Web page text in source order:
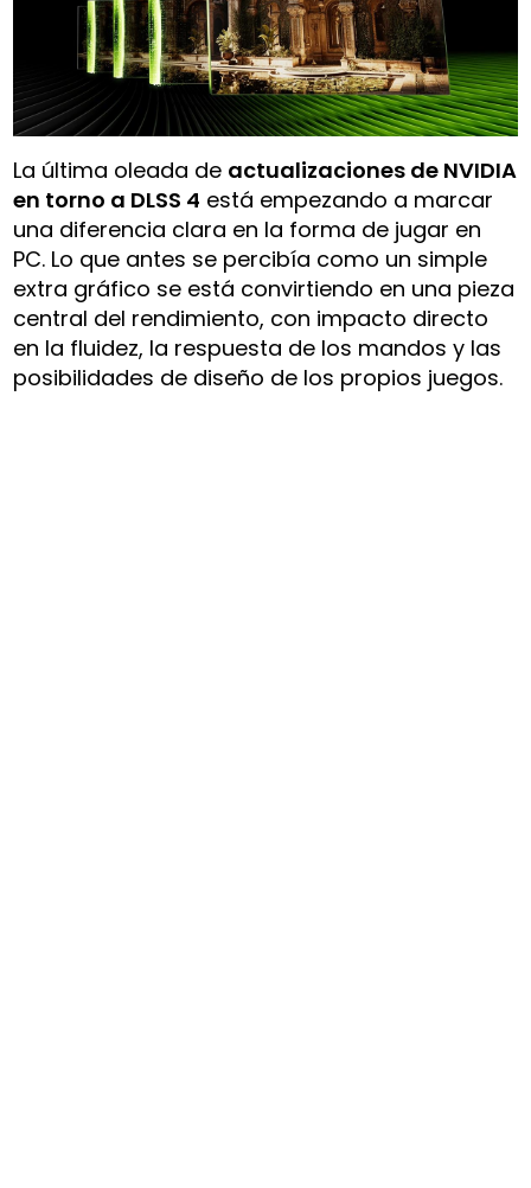
La última oleada de actualizaciones de NVIDIA
en torno a DLSS 4 está empezando a marcar
una diferencia clara en la forma de jugar en
PC. Lo que antes se percibía como un simple
extra gráfico se está convirtiendo en una pieza
central del rendimiento, con impacto directo
en la fluidez, la respuesta de los mandos y las
posibilidades de diseño de los propios juegos.